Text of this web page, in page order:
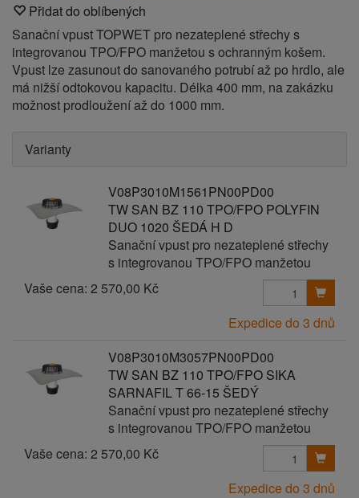
Přidat do oblíbených
Sanační vpust TOPWET pro nezateplené střechy s
integrovanou TPO/FPO manžetou s ochranným košem.
Vpust lze zasunout do sanovaného potrubí až po hrdlo, ale
má nižší odtokovou kapacitu. Délka 400 mm, na zakázku
možnost prodloužení až do 1000 mm.
Varianty
V08P3010M1561PN00PD00
TW SAN BZ 110 TPO/FPO POLYFIN
DUO 1020 ŠEDÁ H D
Sanační vpust pro nezateplené střechy
s integrovanou TPO/FPO manžetou
Vaše cena: 2 570,00 Kč
Expedice do 3 dnů
V08P3010M3057PN00PD00
TW SAN BZ 110 TPO/FPO SIKA
SARNAFIL T 66-15 ŠEDÝ
Sanační vpust pro nezateplené střechy
s integrovanou TPO/FPO manžetou
Vaše cena: 2 570,00 Kč
Expedice do 3 dnů